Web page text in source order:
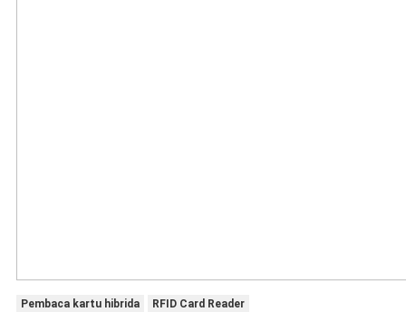
Pembaca kartu hibrida RFID Card Reader